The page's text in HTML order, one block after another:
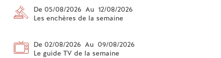
De 05/08/2026 Au 12/08/2026
Les enchères de la semaine
De 02/08/2026 Au 09/08/2026
Le guide TV de la semaine